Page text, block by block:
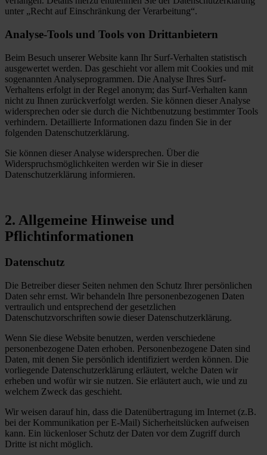
unter „Recht auf Einschränkung der Verarbeitung“.
Analyse-Tools und Tools von Drittanbietern
Beim Besuch unserer Website kann Ihr Surf-Verhalten statistisch
ausgewertet werden. Das geschieht vor allem mit Cookies und mit
sogenannten Analyseprogrammen. Die Analyse Ihres Surf-
Verhaltens erfolgt in der Regel anonym; das Surf-Verhalten kann
nicht zu Ihnen zurückverfolgt werden. Sie können dieser Analyse
widersprechen oder sie durch die Nichtbenutzung bestimmter Tools
verhindern. Detaillierte Informationen dazu finden Sie in der
folgenden Datenschutzerklärung.
Sie können dieser Analyse widersprechen. Über die
Widerspruchsmöglichkeiten werden wir Sie in dieser
Datenschutzerklärung informieren.
2. Allgemeine Hinweise und
Pflichtinformationen
Datenschutz
Die Betreiber dieser Seiten nehmen den Schutz Ihrer persönlichen
Daten sehr ernst. Wir behandeln Ihre personenbezogenen Daten
vertraulich und entsprechend der gesetzlichen
Datenschutzvorschriften sowie dieser Datenschutzerklärung.
Wenn Sie diese Website benutzen, werden verschiedene
personenbezogene Daten erhoben. Personenbezogene Daten sind
Daten, mit denen Sie persönlich identifiziert werden können. Die
vorliegende Datenschutzerklärung erläutert, welche Daten wir
erheben und wofür wir sie nutzen. Sie erläutert auch, wie und zu
welchem Zweck das geschieht.
Wir weisen darauf hin, dass die Datenübertragung im Internet (z.B.
bei der Kommunikation per E-Mail) Sicherheitslücken aufweisen
kann. Ein lückenloser Schutz der Daten vor dem Zugriff durch
Dritte ist nicht möglich.